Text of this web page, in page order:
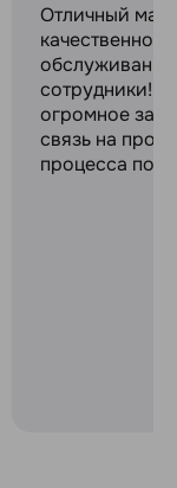
Отличный
качественное
сотрудники!
огромное за
связь на
процесса